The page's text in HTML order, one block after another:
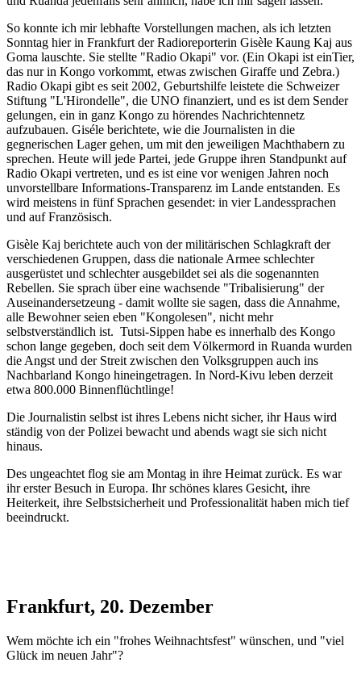
So konnte ich mir lebhafte Vorstellungen machen, als ich letzten
Sonntag hier in Frankfurt der Radioreporterin Gisèle Kaung Kaj aus
Goma lauschte. Sie stellte "Radio Okapi" vor. (Ein Okapi ist einTier,
das nur in Kongo vorkommt, etwas zwischen Giraffe und Zebra.)
Radio Okapi gibt es seit 2002, Geburtshilfe leistete die Schweizer
Stiftung "L'Hirondelle", die UNO finanziert, und es ist dem Sender
gelungen, ein in ganz Kongo zu hörendes Nachrichtennetz
aufzubauen. Giséle berichtete, wie die Journalisten in die
gegnerischen Lager gehen, um mit den jeweiligen Machthabern zu
sprechen. Heute will jede Partei, jede Gruppe ihren Standpunkt auf
Radio Okapi vertreten, und es ist eine vor wenigen Jahren noch
unvorstellbare Informations-Transparenz im Lande entstanden. Es
wird meistens in fünf Sprachen gesendet: in vier Landessprachen
und auf Französisch.
Gisèle Kaj berichtete auch von der militärischen Schlagkraft der
verschiedenen Gruppen, dass die nationale Armee schlechter
ausgerüstet und schlechter ausgebildet sei als die sogenannten
Rebellen. Sie sprach über eine wachsende "Tribalisierung" der
Auseinandersetzeung - damit wollte sie sagen, dass die Annahme,
alle Bewohner seien eben "Kongolesen", nicht mehr
selbstverständlich ist. Tutsi-Sippen habe es innerhalb des Kongo
schon lange gegeben, doch seit dem Völkermord in Ruanda wurden
die Angst und der Streit zwischen den Volksgruppen auch ins
Nachbarland Kongo hineingetragen. In Nord-Kivu leben derzeit
etwa 800.000 Binnenflüchtlinge!
Die Journalistin selbst ist ihres Lebens nicht sicher, ihr Haus wird
ständig von der Polizei bewacht und abends wagt sie sich nicht
hinaus.
Des ungeachtet flog sie am Montag in ihre Heimat zurück. Es war
ihr erster Besuch in Europa. Ihr schönes klares Gesicht, ihre
Heiterkeit, ihre Selbstsicherheit und Professionalität haben mich tief
beeindruckt.
Frankfurt, 20. Dezember
Wem möchte ich ein "frohes Weihnachtsfest" wünschen, und "viel
Glück im neuen Jahr"?